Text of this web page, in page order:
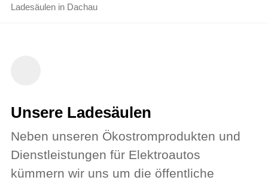
Ladesäulen in Dachau
Unsere Ladesäulen
Neben unseren Ökostromprodukten und
Dienstleistungen für Elektroautos
kümmern wir uns um die öffentliche